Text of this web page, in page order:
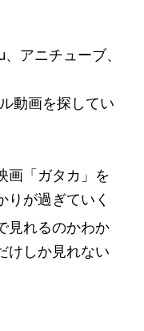
アニチューブ、
動画を探してい
画「ガタカ」を
りが過ぎていく
見れるのかわか
けしか見れない